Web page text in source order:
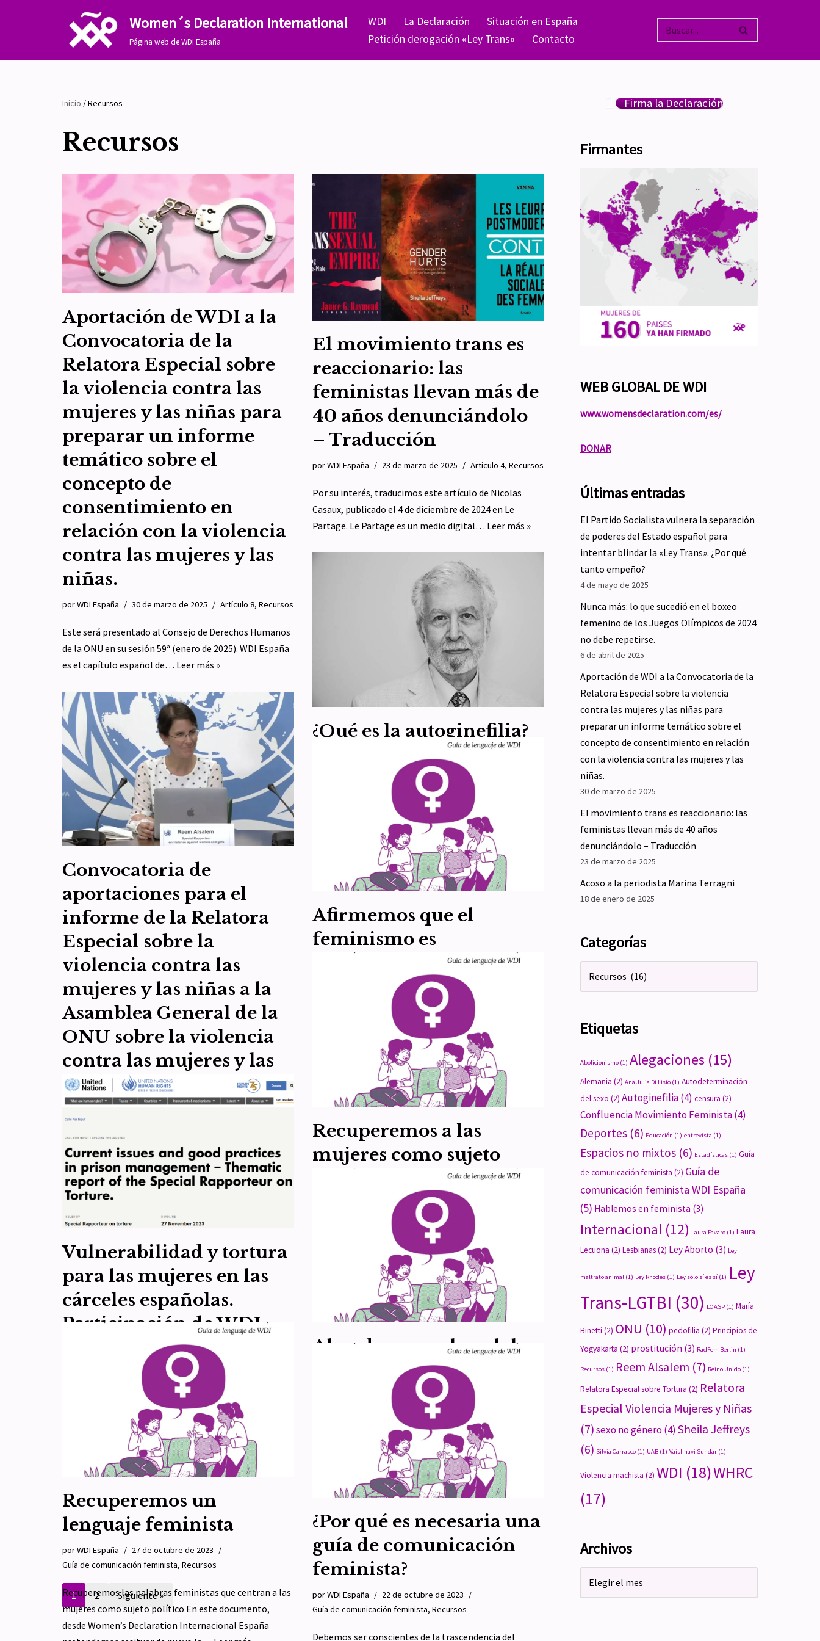
Women´s Declaration International
Página web de WDI España
WDI La Declaración
Situación en España
Petición derogación «Ley Trans»
Contacto
Inicio /Recursos
Recursos
Aportación de WDI a la
Convocatoria de la
Relatora Especial sobre
la violencia contra las
mujeres y las niñas para
preparar un informe
temático sobre el
concepto de
consentimiento en
relación con la violencia
contra las mujeres y las
niñas.
porWDI España 30 de marzo de 2025 Artículo 8, Recursos
Este será presentado al Consejo de Derechos Humanos
de la ONU en su sesión 59ª (enero de 2025). WDI España
es el capítulo español de… Leer más »
El movimiento trans es
reaccionario: las
feministas llevan más de
40 años denunciándolo
– Traducción
porWDI España 23 de marzo de 2025 Artículo 4, Recursos
Por su interés, traducimos este artículo de Nicolas
Casaux, publicado el 4 de diciembre de 2024 en Le
Partage. Le Partage es un medio digital… Leer más »
¿Qué es la autoginefilia?
Entrevista al Dr. Ray
Blanchard – Traducción
28 de mayo de 2024 Recursos
Por su interés, rescatamos una entrevista realizada al
Dr. Ray Blanchard por la periodista Louise Perry,
publicada el 6 de noviembre de 2019 en la…Leer más »
Convocatoria de
aportaciones para el
informe de la Relatora
Especial sobre la
violencia contra las
mujeres y las niñas a la
Asamblea General de la
ONU sobre la violencia
contra las mujeres y las
niñas en el deporte
Artículo 7
El capítulo español de Women’s Declaration
International (WDI), la organización feminista
impulsora de la Declaración sobre los derechos de las
mujeres basados en el sexo…
Afirmemos que el
feminismo es
3 de marzo de 2024
Guía de comunicación feminista
Recursos
Como feministas, no aceptemos considerar «trabajo
sexual» a la esclavitud de la prostitución y la
pornografía. El feminismo como teoría crítica de la
sociedad patriarcal…Leer más »
Recuperemos a las
mujeres como sujeto
político del feminismo
4 de febrero de 2024
Guía de comunicación feminista
Recursos
Dejemos de retorcer el lenguaje para incluir a los
hombres. Las mujeres, en tanto que hembras de la
especie humana, todas ellas sin distinción por…
Vulnerabilidad y tortura
para las mujeres en las
cárceles españolas.
Participación de WDI
España en consulta ONU
6 de enero de 2024 Artículo 8
Como publicamos hace unos días, la Relatora Especial
de Naciones Unidas sobre la Tortura abrió una
convocatoria de aportaciones sobre actualidad y
buenas prácticas en…Leer más »
Abandonemos la palabra
19 de noviembre de 2023
Guía de comunicación feminista, Recursos
Volvamos a los conceptos feministas. Según el artículo
3 del Convenio del Consejo de Europa sobre prevención
y lucha contra la violencia de género y…Leer más »
Recuperemos un
lenguaje feminista
porWDI España
27 de octubre de 2023
Guía de comunicación feminista, Recursos
Recuperemos las palabras feministas que centran a las
mujeres como sujeto político En este documento,
desde Women’s Declaration Internacional España
¿Por qué es necesaria una
guía de comunicación
feminista?
porWDI España
22 de octubre de 2023
Guía de comunicación feminista, Recursos
Debemos ser conscientes de la trascendencia del
1 2 Siguiente »
Firma la Declaración
Firmantes
WEB GLOBAL DE WDI
www.womensdeclaration.com/es/
DONAR
Últimas entradas
El Partido Socialista vulnera la separación
de poderes del Estado español para
intentar blindar la «Ley Trans». ¿Por qué
tanto empeño?
4 de mayo de 2025
Nunca más: lo que sucedió en el boxeo
femenino de los Juegos Olímpicos de 2024
no debe repetirse.
6 de abril de 2025
Aportación de WDI a la Convocatoria de la
Relatora Especial sobre la violencia
contra las mujeres y las niñas para
preparar un informe temático sobre el
concepto de consentimiento en relación
con la violencia contra las mujeres y las
niñas.
30 de marzo de 2025
El movimiento trans es reaccionario: las
feministas llevan más de 40 años
denunciándolo – Traducción
23 de marzo de 2025
Acoso a la periodista Marina Terragni
18 de enero de 2025
Categorías
Etiquetas
Abolicionismo (1) Alegaciones (15)
Alemania (2) Ana Julia Di Lisio (1) Autodeterminación
del sexo (2) Autoginefilia(4) censura (2)
Confluencia Movimiento Feminista(4)
Deportes (6) Educación (1) entrevista (1)
Espacios no mixtos (6) Estadísticas (1) Guía
de comunicación feminista (2) Guía de
comunicación feminista WDI España
(5) Hablemos en feminista (3)
Internacional (12) Laura Favaro (1) Laura
Lecuona (2) Lesbianas(2) Ley Aborto (3) Ley
maltrato animal (1) Ley Rhodes (1) Ley sólo sí es sí (1) Ley
Trans-LGTBI (30) LOASP (1) María
Binetti (2) ONU (10) pedofilia (2) Principios de
Yogyakarta (2) prostitución (3) RadFem Berlin (1)
Recursos (1) Reem Alsalem (7) Reino Unido (1)
Relatora Especial sobre Tortura (2) Relatora
Especial Violencia Mujeres y Niñas
(7)sexo no género(4) Sheila Jeffreys
(6) Silvia Carrasco (1) UAB (1) Vaishnavi Sundar (1)
Violencia machista (2) WDI (18)WHRC
(17)
Archivos